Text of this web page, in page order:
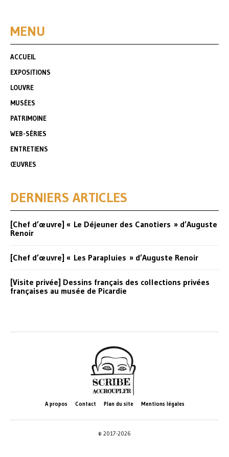
MENU
ACCUEIL
EXPOSITIONS
LOUVRE
MUSÉES
PATRIMOINE
WEB-SÉRIES
ENTRETIENS
ŒUVRES
DERNIERS ARTICLES
[Chef d’œuvre] « Le Déjeuner des Canotiers » d’Auguste
Renoir
[Chef d’œuvre] « Les Parapluies » d’Auguste Renoir
[Visite privée] Dessins français des collections privées
françaises au musée de Picardie
A propos Contact Plan du site Mentions légales
© 2017-2026